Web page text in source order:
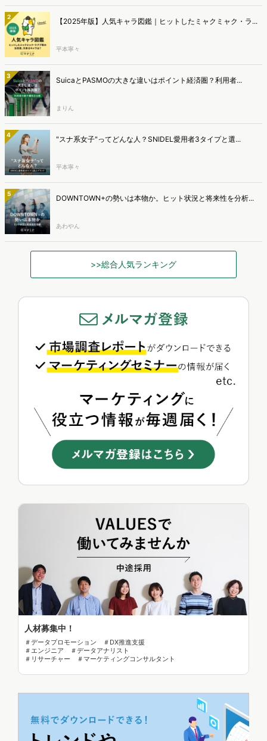
2 【2025年版】人気キャラ図鑑｜ヒットしたミャクミャク・ラ...
平本寧々
3 SuicaとPASMOの大きな違いはポイント経済圏？利用者...
まりん
4 "スナ系女子"ってどんな人？SNIDEL愛用者3タイプと選...
平本寧々
5 DOWNTOWN+の勢いは本物か。ヒット状況と将来性を分析...
あわやん
>>総合人気ランキング
人材募集中！
＃データプロモーション ＃DX推進支援
＃エンジニア ＃データアナリスト
＃リサーチャー ＃マーケティングコンサルタント